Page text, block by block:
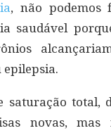
, não podemos
saudável
total,
novas, mas